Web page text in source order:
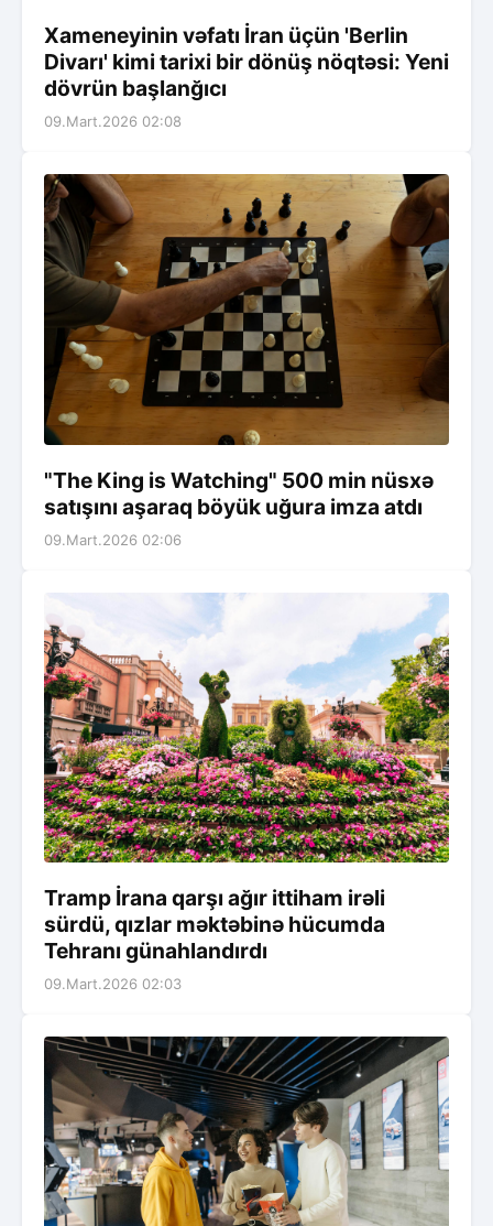
Xameneyinin vəfatı İran üçün 'Berlin
Divarı' kimi tarixi bir dönüş nöqtəsi: Yeni
dövrün başlanğıcı
09.Mart.2026 02:08
"The King is Watching" 500 min nüsxə
satışını aşaraq böyük uğura imza atdı
09.Mart.2026 02:06
Tramp İrana qarşı ağır ittiham irəli
sürdü, qızlar məktəbinə hücumda
Tehranı günahlandırdı
09.Mart.2026 02:03